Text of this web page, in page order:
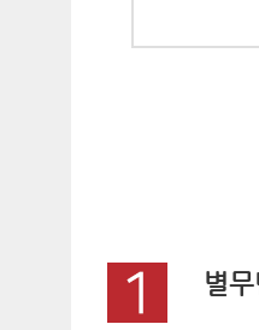
별